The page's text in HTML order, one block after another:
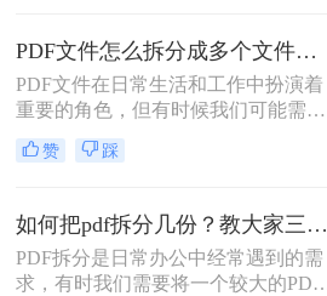
文档，方便工作中文档的传输处理和
重要内容的查找。下面我们就将介绍
扫描的pdf怎么拆分方法，希望能给读
者的工作带来方便。
PDF文件怎么拆分成多个文件？看看这三种拆分方法！
PDF文件在日常生活和工作中扮演着
重要的角色，但有时候我们可能需要
将一个较大的PDF文件拆分成多个小
文件，以便更好地管理和使用。那么
面将介绍三种实用的方法，帮助你轻
松实现PDF文件的拆分。
赞 踩
如何把pdf拆分几份？教大家三种方法！
PDF拆分是日常办公中经常遇到的需
求，有时我们需要将一个较大的PDF